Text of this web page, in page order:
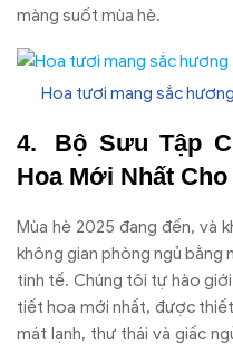
màng suốt mùa hè.
Hoa tươi mang sắc
Bộ Sưu Tập
Hoa Mới Nhất
Mùa hè 2025 đang đến, và
không gian phòng ngủ bằng
tinh tế. Chúng tôi tự hào
tiết hoa mới nhất, được
mát lạnh, thư thái và giấc